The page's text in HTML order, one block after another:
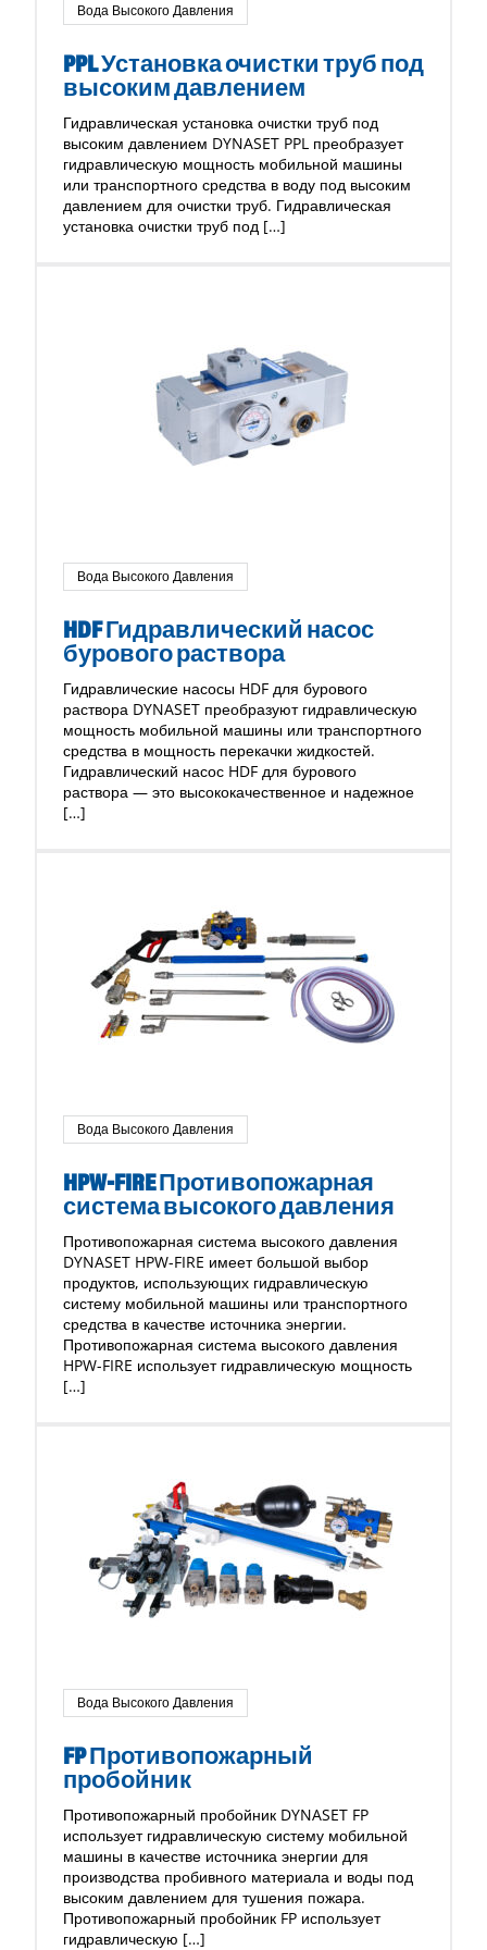
Вода Высокого Давления
PPL Установка очистки труб под
высоким давлением
Гидравлическая установка очистки труб под
высоким давлением DYNASET PPL преобразует
гидравлическую мощность мобильной машины
или транспортного средства в воду под высоким
давлением для очистки труб. Гидравлическая
установка очистки труб под […]
Вода Высокого Давления
HDF Гидравлический насос
бурового раствора
Гидравлические насосы HDF для бурового
раствора DYNASET преобразуют гидравлическую
мощность мобильной машины или транспортного
средства в мощность перекачки жидкостей.
Гидравлический насос HDF для бурового
раствора — это высококачественное и надежное
[…]
Вода Высокого Давления
HPW-FIRE Противопожарная
система высокого давления
Противопожарная система высокого давления
DYNASET HPW-FIRE имеет большой выбор
продуктов, использующих гидравлическую
систему мобильной машины или транспортного
средства в качестве источника энергии.
Противопожарная система высокого давления
HPW-FIRE использует гидравлическую мощность
[…]
Вода Высокого Давления
FP Противопожарный
пробойник
Противопожарный пробойник DYNASET FP
использует гидравлическую систему мобильной
машины в качестве источника энергии для
производства пробивного материала и воды под
высоким давлением для тушения пожара.
Противопожарный пробойник FP использует
гидравлическую […]